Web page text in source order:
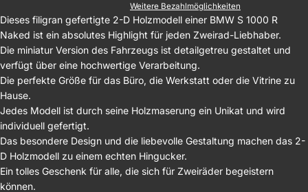
Weitere Bezahlmöglichkeiten
Dieses filigran gefertigte 2-D Holzmodell einer BMW S 1000 R
Naked ist ein absolutes Highlight für jeden Zweirad-Liebhaber.
Die miniatur Version des Fahrzeugs ist detailgetreu gestaltet und
verfügt über eine hochwertige Verarbeitung.
Die perfekte Größe für das Büro, die Werkstatt oder die Vitrine zu
Hause.
Jedes Modell ist durch seine Holzmaserung ein Unikat und wird
individuell gefertigt.
Das besondere Design und die liebevolle Gestaltung machen das 2-
D Holzmodell zu einem echten Hingucker.
Ein tolles Geschenk für alle, die sich für Zweiräder begeistern
können.